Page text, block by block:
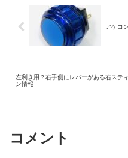
アケコ
左利き用？右手側にレバーがある右ステ
ン情報
コメント